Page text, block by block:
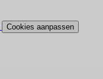
Cookies aanpassen